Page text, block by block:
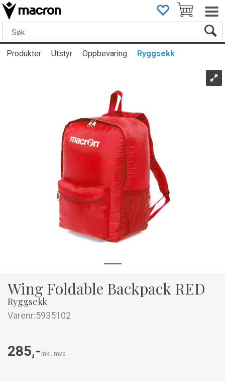
Produkter Utstyr Oppbevaring Ryggsekk
Wing Foldable Backpack RED
Ryggsekk
Varenr:5935102
285,- Inkl. mva